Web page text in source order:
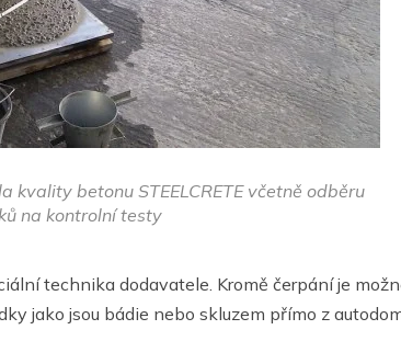
kvality betonu STEELCRETE včetně odběru
na kontrolní testy
technika dodavatele. Kromě čerpání je
jako jsou bádie nebo skluzem přímo z